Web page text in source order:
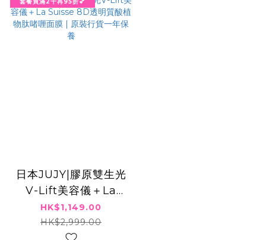
日本JUJY|膠原雙生光
V-Lift美容儀＋La
Suisse 8D透明質酸
植物肽啫喱面膜 | 原裝
HK$1,149.00
HK$2,999.00